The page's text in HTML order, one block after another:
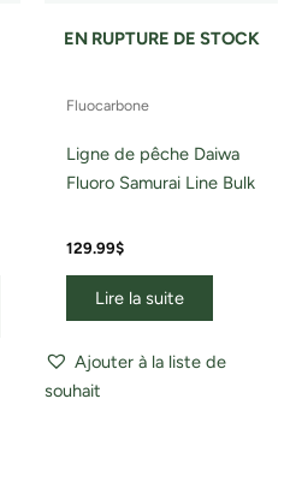
EN RUPTURE DE STOCK
Fluocarbone
Ligne de pêche Daiwa
Fluoro Samurai Line Bulk
129.99$
Lire la suite
Ajouter à la liste de
souhait